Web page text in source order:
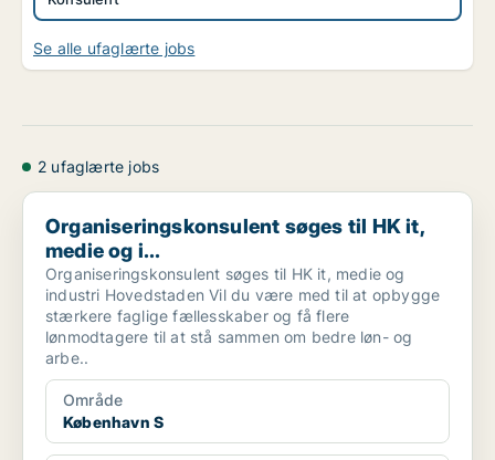
Se alle ufaglærte jobs
2 ufaglærte jobs
Organiseringskonsulent søges til HK it, medie og i...
Organiseringskonsulent søges til HK it,
medie og i...
Organiseringskonsulent søges til HK it, medie og
industri Hovedstaden Vil du være med til at opbygge
stærkere faglige fællesskaber og få flere
lønmodtagere til at stå sammen om bedre løn- og
arbe..
Område
København S